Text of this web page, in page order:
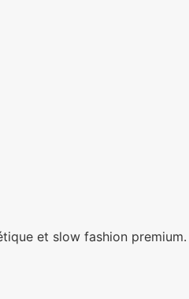
et slow fashion